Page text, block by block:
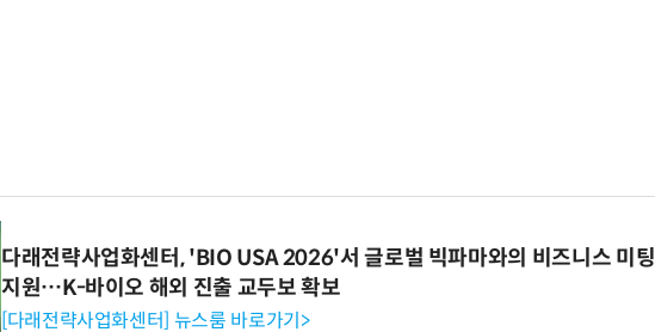
다래전략사업화센터, 'BIO USA 2026'서 글로벌 빅파마와의 비즈니스 미팅
지원…K-바이오 해외 진출 교두보 확보
[다래전략사업화센터] 뉴스룸 바로가기>